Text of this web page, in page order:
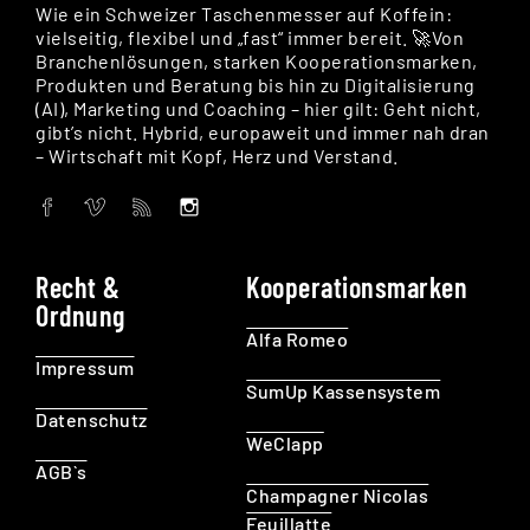
Wie ein Schweizer Taschenmesser auf Koffein:
vielseitig, flexibel und „fast“ immer bereit. 🚀Von
Branchenlösungen, starken Kooperationsmarken,
Produkten und Beratung bis hin zu Digitalisierung
(AI), Marketing und Coaching – hier gilt: Geht nicht,
gibt’s nicht. Hybrid, europaweit und immer nah dran
– Wirtschaft mit Kopf, Herz und Verstand.
Recht &
Ordnung
Impressum
Datenschutz
AGB`s
Kooperationsmarken
Alfa Romeo
SumUp Kassensystem
WeClapp
Champagner Nicolas
Feuillatte